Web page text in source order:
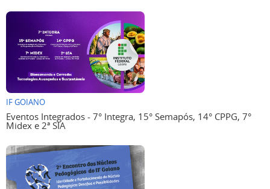
IF GOIANO
Eventos Integrados - 7° Integra, 15° Semapós, 14° CPPG, 7°
Midex e 2ª SIA